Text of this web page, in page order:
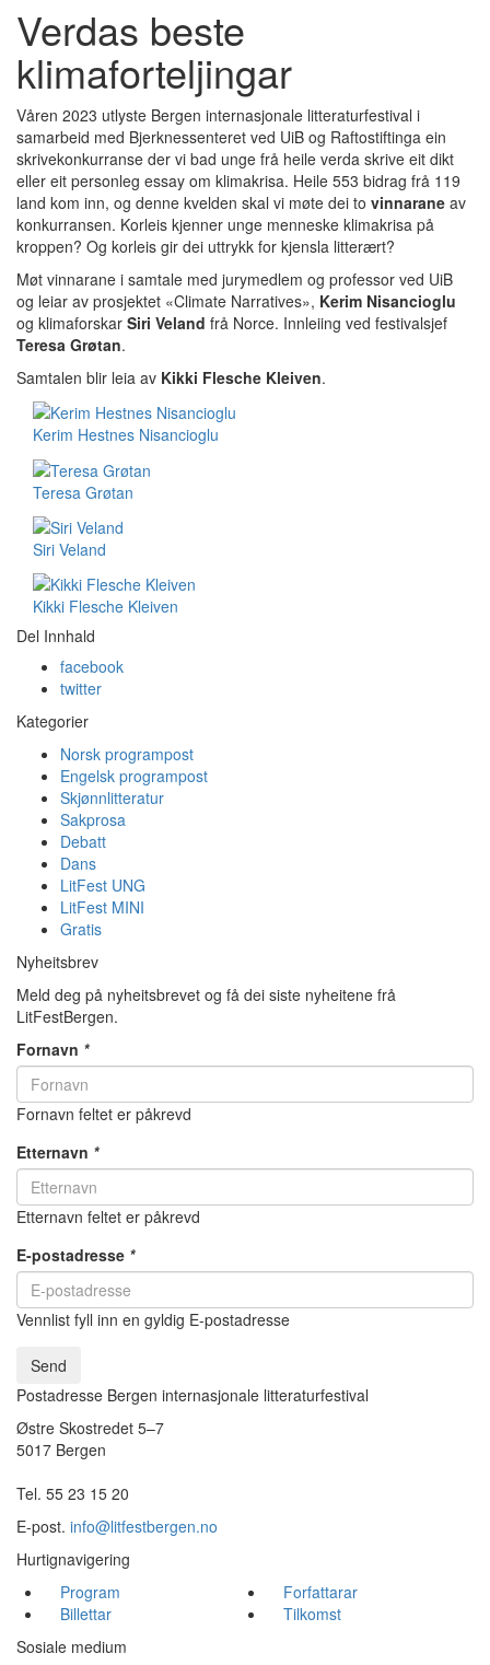
Verdas beste
klimaforteljingar
Våren 2023 utlyste Bergen internasjonale litteraturfestival i
samarbeid med Bjerknessenteret ved UiB og Raftostiftinga ein
skrivekonkurranse der vi bad unge frå heile verda skrive eit dikt
eller eit personleg essay om klimakrisa. Heile 553 bidrag frå 119
land kom inn, og denne kvelden skal vi møte dei to vinnarane av
konkurransen. Korleis kjenner unge menneske klimakrisa på
kroppen? Og korleis gir dei uttrykk for kjensla litterært?
Møt vinnarane i samtale med jurymedlem og professor ved UiB
og leiar av prosjektet «Climate Narratives», Kerim Nisancioglu
og klimaforskar Siri Veland frå Norce. Innleiing ved festivalsjef
Teresa Grøtan.
Samtalen blir leia av Kikki Flesche Kleiven.
Kerim Hestnes Nisancioglu
Teresa Grøtan
Siri Veland
Kikki Flesche Kleiven
Del Innhald
facebook
twitter
Kategorier
Norsk programpost
Engelsk programpost
Skjønnlitteratur
Sakprosa
Debatt
Dans
LitFest UNG
LitFest MINI
Gratis
Nyheitsbrev
Meld deg på nyheitsbrevet og få dei siste nyheitene frå
LitFestBergen.
Fornavn *
Fornavn feltet er påkrevd
Etternavn *
Etternavn feltet er påkrevd
E-postadresse *
Vennlist fyll inn en gyldig E-postadresse
Send
Postadresse Bergen internasjonale litteraturfestival
Østre Skostredet 5–7
5017 Bergen
Tel. 55 23 15 20
E-post. info@litfestbergen.no
Hurtignavigering
Program
Forfattarar
Billettar
Tilkomst
Sosiale medium